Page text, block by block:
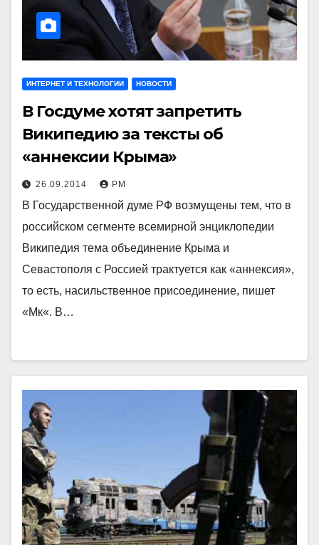
ИНТЕРНЕТ И ТЕХНОЛОГИИ НОВОСТИ
В Госдуме хотят запретить
Википедию за тексты об
«аннексии Крыма»
26.09.2014 РМ
В Государственной думе РФ возмущены тем, что в
российском сегменте всемирной энциклопедии
Википедия тема объединение Крыма и
Севастополя с Россией трактуется как «аннексия»,
то есть, насильственное присоединение, пишет
«Мк«. В…